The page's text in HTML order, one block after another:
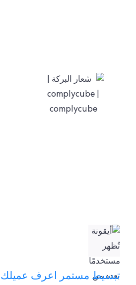
تبسيط مستمر اعرف عميلك